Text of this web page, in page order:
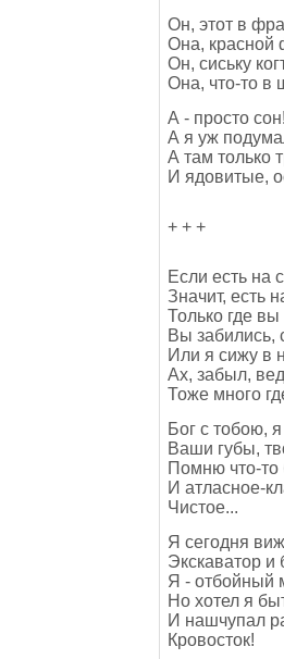
Он, этот в
Она, красной
Он, сиську
Она, что-то в
А - просто
А я уж
А там только
И ядовитые,
+ + +
Если есть на
Значит, есть
Только где
Вы забились,
Или я сижу в
Ах, забыл,
Тоже много
Бог с тобою,
Ваши губы,
Помню что-то
И атласное-
Чистое...
Я сегодня
Экскаватор и
Я - отбойный
Но хотел я
И нашчупал
Кровосток!